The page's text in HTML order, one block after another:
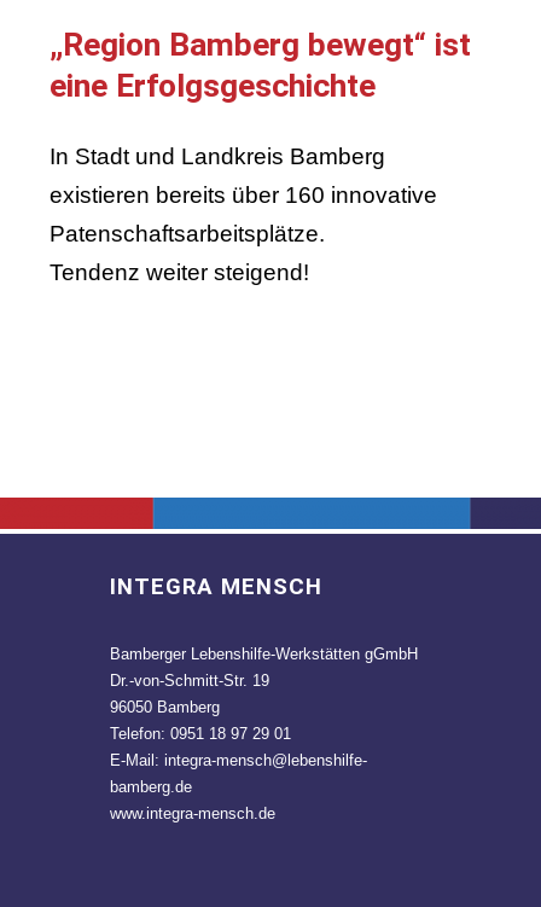
„Region Bamberg bewegt“ ist
eine Erfolgsgeschichte
In Stadt und Landkreis Bamberg
existieren bereits über 160 innovative
Patenschaftsarbeitsplätze.
Tendenz weiter steigend!
INTEGRA MENSCH
Bamberger Lebenshilfe-Werkstätten gGmbH
Dr.-von-Schmitt-Str. 19
96050 Bamberg
Telefon: 0951 18 97 29 01
E-Mail:integra-mensch@lebenshilfe-
bamberg.de
www.integra-mensch.de